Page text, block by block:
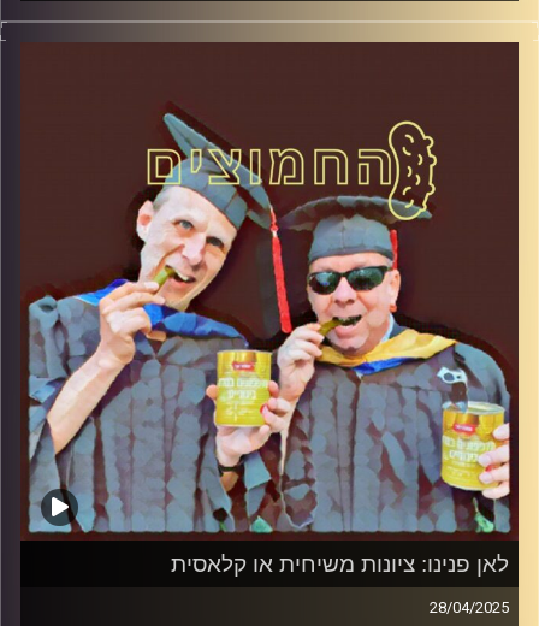
המערכת הפוליטית על ספת הפסיכולוג, עם פרופסור בועז בן-
דוד ופרופסור גלעד הירשברגר
קרדיט תמונות:AudioVersity
לאן פנינו: ציונות משיחית או קלאסית
28/04/2025